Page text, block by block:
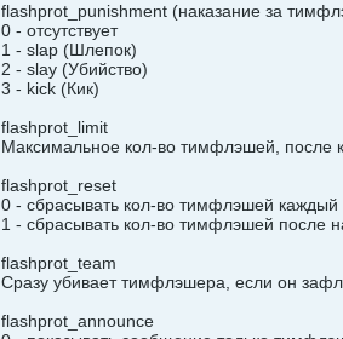
flashprot_punishment (наказание за
0 - отсутствует
1 - slap (Шлепок)
2 - slay (Убийство)
3 - kick (Кик)
flashprot_limit
Максимальное кол-во тимфлэшей, после
flashprot_reset
0 - сбрасывать кол-во тимфлэшей каждый
1 - сбрасывать кол-во тимфлэшей после
flashprot_team
Сразу убивает тимфлэшера, если он
flashprot_announce